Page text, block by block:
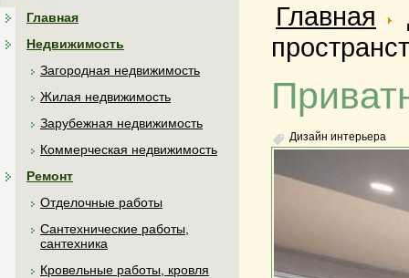
Главная
Недвижимость
Загородная недвижимость
Жилая недвижимость
Зарубежная недвижимость
Коммерческая недвижимость
Ремонт
Отделочные работы
Сантехнические работы,
сантехника
Кровельные работы, кровля
Главная
Дизайн интерьера